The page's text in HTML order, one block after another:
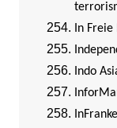
In Freie
Indo